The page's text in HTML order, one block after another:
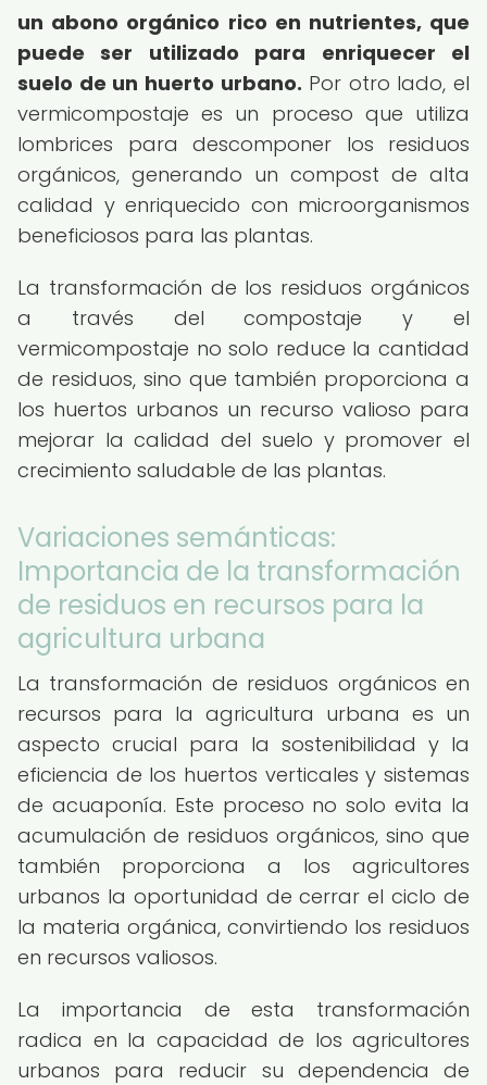
un abono orgánico rico en nutrientes, que
puede ser utilizado para enriquecer el
suelo de un huerto urbano. Por otro lado, el
vermicompostaje es un proceso que utiliza
lombrices para descomponer los residuos
orgánicos, generando un compost de alta
calidad y enriquecido con microorganismos
beneficiosos para las plantas.
La transformación de los residuos orgánicos
a través del compostaje y el
vermicompostaje no solo reduce la cantidad
de residuos, sino que también proporciona a
los huertos urbanos un recurso valioso para
mejorar la calidad del suelo y promover el
crecimiento saludable de las plantas.
Variaciones semánticas:
Importancia de la transformación
de residuos en recursos para la
agricultura urbana
La transformación de residuos orgánicos en
recursos para la agricultura urbana es un
aspecto crucial para la sostenibilidad y la
eficiencia de los huertos verticales y sistemas
de acuaponía. Este proceso no solo evita la
acumulación de residuos orgánicos, sino que
también proporciona a los agricultores
urbanos la oportunidad de cerrar el ciclo de
la materia orgánica, convirtiendo los residuos
en recursos valiosos.
La importancia de esta transformación
radica en la capacidad de los agricultores
urbanos para reducir su dependencia de